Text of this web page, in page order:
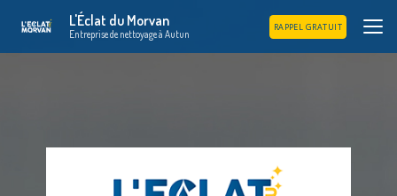
principal
L'Éclat du Morvan
Entreprise de nettoyage à Autun
RAPPEL GRATUIT